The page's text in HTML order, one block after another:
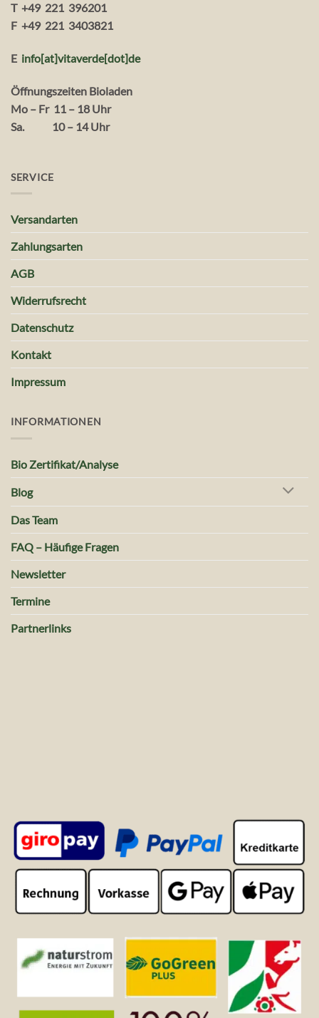
T +49 221 396201
F +49 221 3403821
E info[at]vitaverde[dot]de
Öffnungszeiten Bioladen
Mo – Fr 11 – 18 Uhr
Sa. 10 – 14 Uhr
SERVICE
Versandarten
Zahlungsarten
AGB
Widerrufsrecht
Datenschutz
Kontakt
Impressum
INFORMATIONEN
Bio Zertifikat/Analyse
Blog
Das Team
FAQ – Häufige Fragen
Newsletter
Termine
Partnerlinks